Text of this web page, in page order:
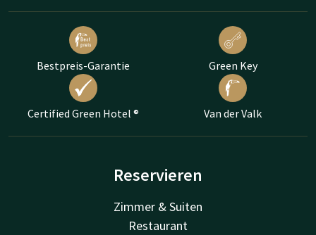
Bestpreis-Garantie Green Key
Certified Green Hotel ® Van der Valk
Reservieren
Zimmer & Suiten
Restaurant